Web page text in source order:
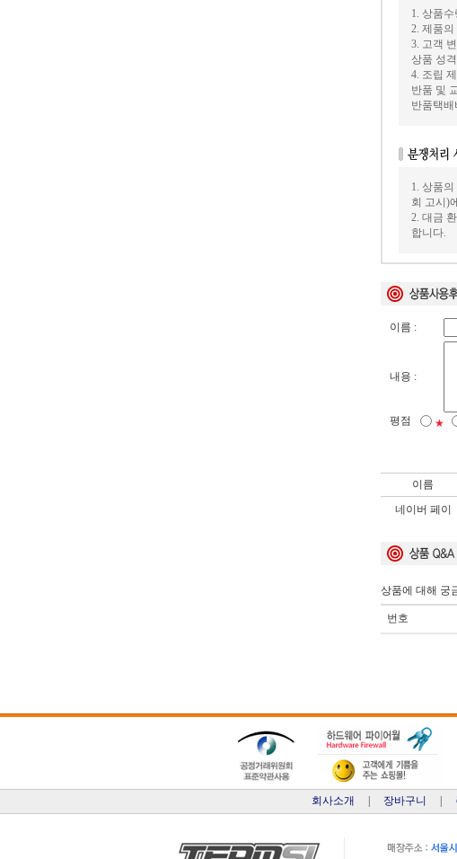
1. 상품
2. 제품
3. 고객
상품 성
4. 조립
반품 및
반품택배
1. 상품
회 고시)
2. 대금
합니다.
이름 :
내용 :
평점 ★
이름
네이버 페이
상품에 대해 궁
번호
회사소개 장바구니